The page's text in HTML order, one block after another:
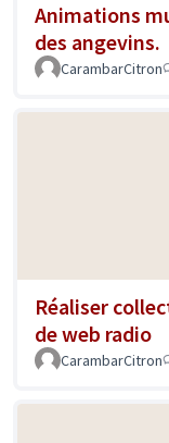
Animations
des angevins.
CarambarCitron
Réaliser
de web radio
CarambarCitron